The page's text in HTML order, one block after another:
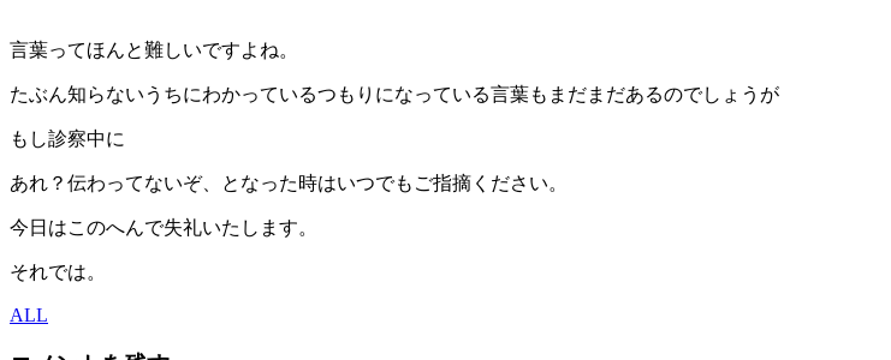
言葉ってほんと難しいですよね。
たぶん知らないうちにわかっているつもりになっている言葉もまだまだあるのでしょうが
もし診察中に
あれ？伝わってないぞ、となった時はいつでもご指摘ください。
今日はこのへんで失礼いたします。
それでは。
ALL